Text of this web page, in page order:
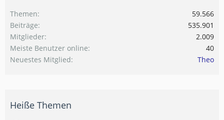
Themen
59.566
Beiträge
535.901
Mitglieder
2.009
Meiste Benutzer online
40
Neuestes Mitglied
Theo
Heiße Themen